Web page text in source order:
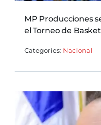
MP Producciones
el Torneo de
Categories: Nacional